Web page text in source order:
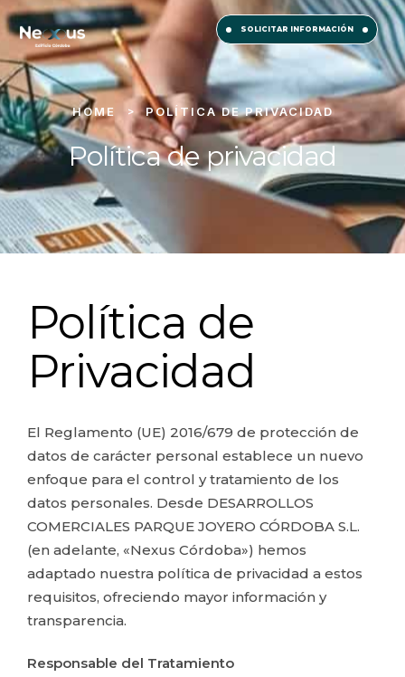
SOLICITAR INFORMACIÓN
HOME > POLÍTICA DE PRIVACIDAD
Política de privacidad
Política de
Privacidad
El Reglamento (UE) 2016/679 de protección de
datos de carácter personal establece un nuevo
enfoque para el control y tratamiento de los
datos personales. Desde DESARROLLOS
COMERCIALES PARQUE JOYERO CÓRDOBA S.L.
(en adelante, «Nexus Córdoba») hemos
adaptado nuestra política de privacidad a estos
requisitos, ofreciendo mayor información y
transparencia.
Responsable del Tratamiento